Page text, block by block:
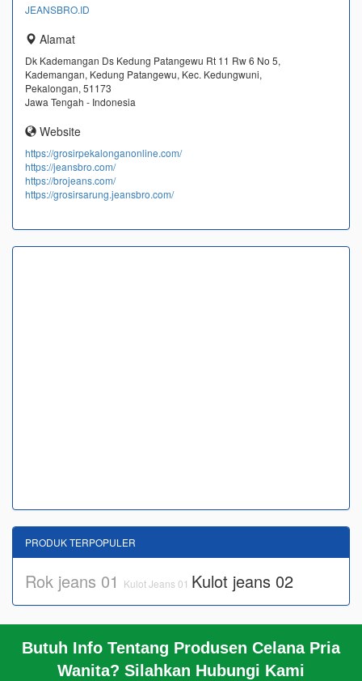
JEANSBRO.ID
Alamat
Dk Kademangan Ds Kedung Patangewu Rt 11 Rw 6 No 5,
Kademangan, Kedung Patangewu, Kec. Kedungwuni,
Pekalongan, 51173
Jawa Tengah - Indonesia
Website
https://grosirpekalonganonline.com/
https://jeansbro.com/
https://brojeans.com/
https://grosirsarung.jeansbro.com/
Butuh Info Tentang Produsen Celana Pria
Wanita? Silahkan Hubungi Kami
PRODUK TERPOPULER
Rok jeans 01 Kulot Jeans 01 Kulot jeans 02
BERANDA